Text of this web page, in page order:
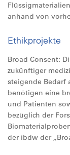
anhand von
Ethikprojekte
Broad Consent:
zukünftiger
steigende Bedarf
benötigen eine
und Patienten
bezüglich der
der ibdw der